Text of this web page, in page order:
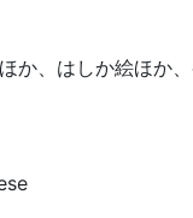
か、はしか絵ほか